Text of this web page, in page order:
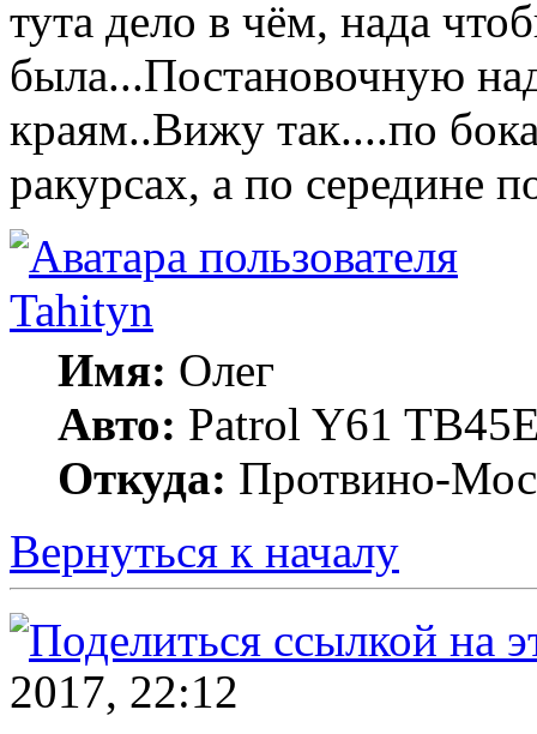
тута дело в чём, нада
была...Постановочную
краям..Вижу так....по
ракурсах, а по середине
Tahityn
Имя: Олег
Авто: Patrol Y61
Откуда: Протвино-
Вернуться к началу
2017, 22:12